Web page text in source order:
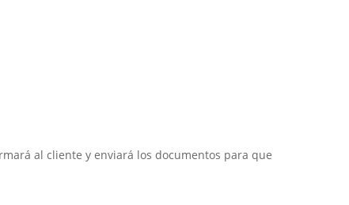
al cliente y enviará los documentos para que